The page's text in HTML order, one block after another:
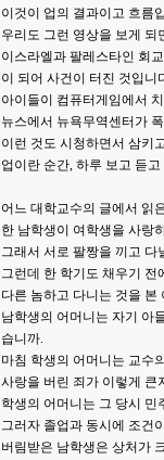
이것이 업의 결과이고 흐름
우리도 그런 영상을 보게 되
이스라엘과 팔레스타인 회
이 되어 사건이 터진 것입니
아이들이 컴퓨터게임에서
뉴스에서 뉴욕무역센터가
이런 것도 시청하면서 삼키
업이란 순간, 하루 보고 듣
어느 대학교수의 글에서 읽
한 남학생이 여학생을 사랑
그래서 서로 팔짱을 끼고 다
그런데 한 학기도 채우기
다른 놈하고 다니는 것을 본
남학생의 어머니는 자기 아
습니까.
마침 학생의 어머니는 교수
사랑을 버린 죄가 이렇게 큰
학생의 어머니는 그 당시
그러자 졸업과 동시에 조건
버림받은 남학생은 상처가